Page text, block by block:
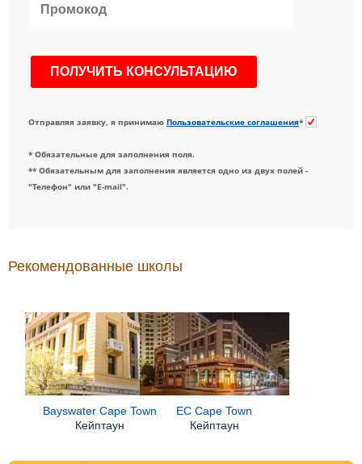
Отправляя заявку, я принимаю Пользовательские соглашения*
* Обязательные для заполнения поля.
** Обязательным для заполнения является одно из двух полей -
"Телефон" или "E-mail".
Рекомендованные школы
Bayswater Cape Town
Кейптаун
EC Cape Town
Кейптаун